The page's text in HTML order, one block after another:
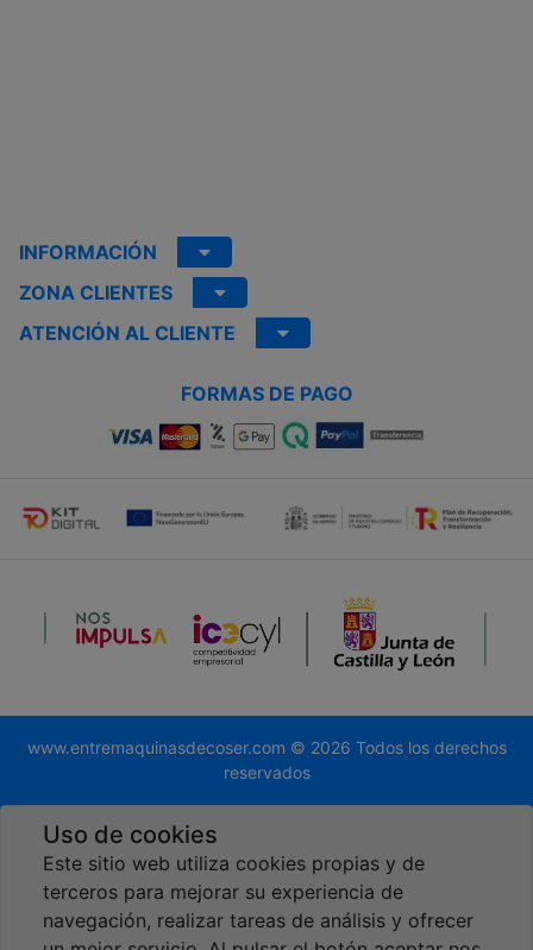
INFORMACIÓN
ZONA CLIENTES
ATENCIÓN AL CLIENTE
FORMAS DE PAGO
www.entremaquinasdecoser.com © 2026 Todos los derechos
reservados
Uso de cookies
Este sitio web utiliza cookies propias y de
terceros para mejorar su experiencia de
navegación, realizar tareas de análisis y ofrecer